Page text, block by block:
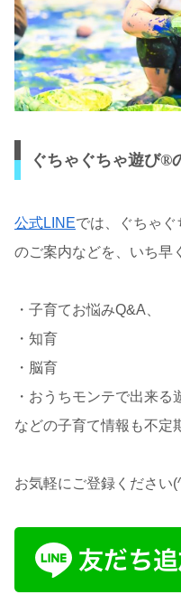
ぐちゃぐちゃ遊び®
公式LINEでは、ぐちゃ
のご案内などを、いち早
・子育てお悩みQ&A、
・知育
・脳育
・おうちモンテで出来る
などの子育て情報も不定
お気軽にご登録ください